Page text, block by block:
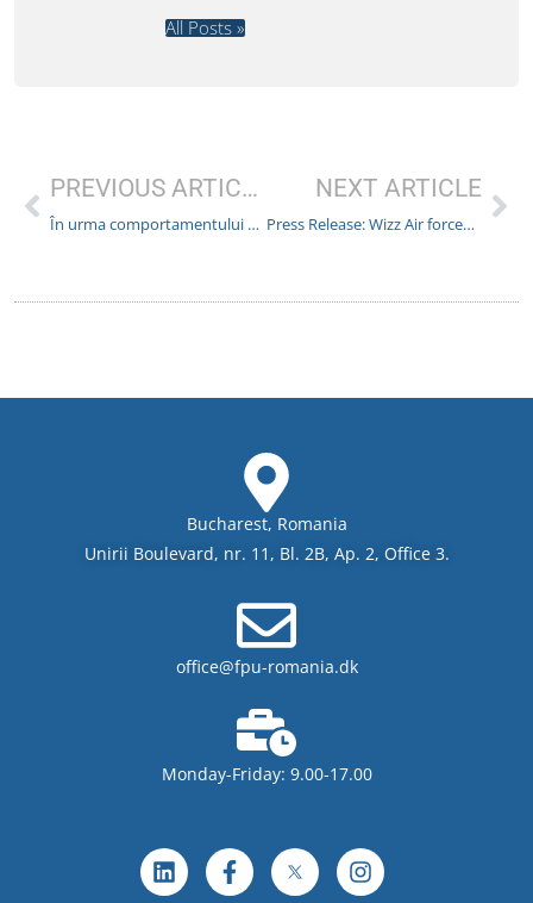
All Posts »
PREVIOUS ARTICLE
În urma comportamentului antisindical: Fondul de pensii danez își vinde acțiunile la Wizz Air
NEXT ARTICLE
Press Release: Wizz Air forced to recognize cabin crew as flight crew in a Supreme Court decision
Bucharest, Romania
Unirii Boulevard, nr. 11, Bl. 2B, Ap. 2, Office 3.
office@fpu-romania.dk
Monday-Friday: 9.00-17.00